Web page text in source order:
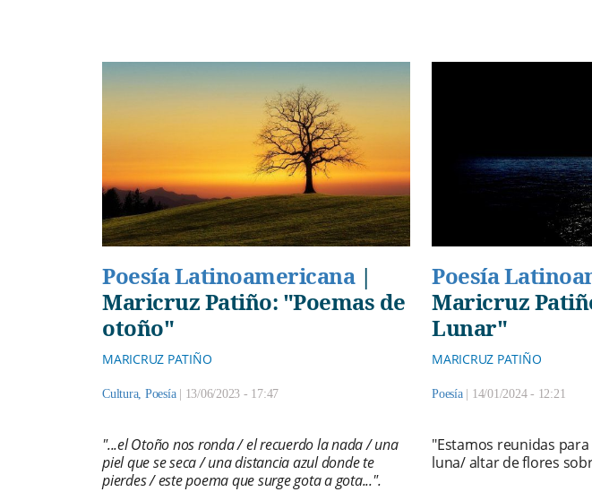
Poesía Latinoamericana|
Maricruz Patiño: "Poemas de
otoño"
MARICRUZ PATIÑO
Cultura, Poesía 13/06/2023 - 17:47
"...el Otoño nos ronda / el recuerdo la nada / una
piel que se seca / una distancia azul donde te
pierdes / este poema que surge gota a gota...".
Poesía
Maricruz
Lunar"
MARICRUZ PATIÑO
Poesía 14/01/2024 - 12:21
"Estamos reunidas
luna/ altar de flores